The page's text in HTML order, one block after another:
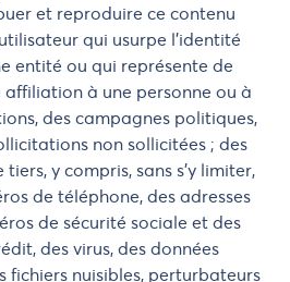
et reproduire ce contenu
qui usurpe l'identité
entité ou qui représente de
à une personne ou à
des campagnes politiques,
non sollicitées ; des
y compris, sans s'y limiter,
de téléphone, des adresses
de sécurité sociale et des
des virus, des données
fichiers nuisibles, perturbateurs